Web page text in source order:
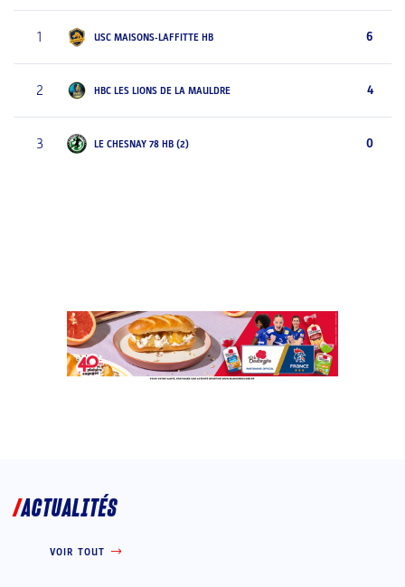
1 USC MAISONS-LAFFITTE HB 6
2 HBC LES LIONS DE LA MAULDRE 4
3 LE CHESNAY 78 HB (2) 0
ACTUALITÉS
VOIR TOUT